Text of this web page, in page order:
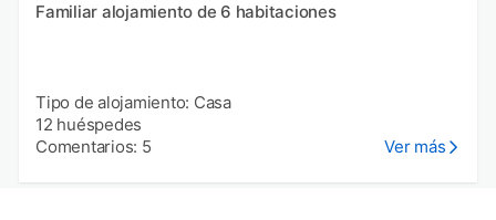
Familiar alojamiento de 6 habitaciones
Tipo de alojamiento: Casa
12 huéspedes
Comentarios: 5
Ver más